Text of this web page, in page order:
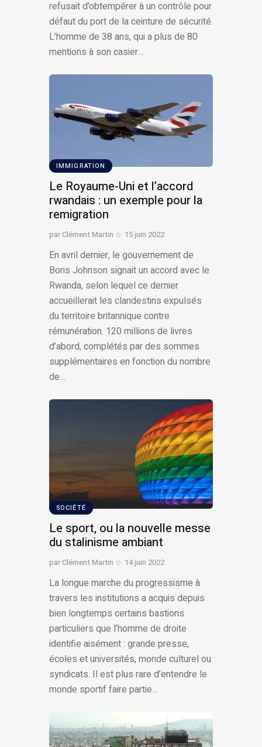
refusait d’obtempérer à un contrôle pour
défaut du port de la ceinture de sécurité.
L’homme de 38 ans, qui a plus de 80
mentions à son casier…
IMMIGRATION
Le Royaume-Uni et l’accord
rwandais : un exemple pour la
remigration
parClément Martin 15 juin 2022
En avril dernier, le gouvernement de
Boris Johnson signait un accord avec le
Rwanda, selon lequel ce dernier
accueillerait les clandestins expulsés
du territoire britannique contre
rémunération. 120 millions de livres
d’abord, complétés par des sommes
supplémentaires en fonction du nombre
de…
SOCIÉTÉ
Le sport, ou la nouvelle messe
du stalinisme ambiant
parClément Martin 14 juin 2022
La longue marche du progressisme à
travers les institutions a acquis depuis
bien longtemps certains bastions
particuliers que l’homme de droite
identifie aisément : grande presse,
écoles et universités, monde culturel ou
syndicats. Il est plus rare d’entendre le
monde sportif faire partie…